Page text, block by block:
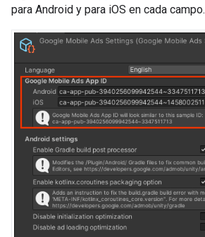
para Android y para iOS en cada campo.